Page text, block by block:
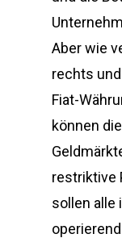
Aber wie
rechts
Fiat-
können
restriktive
sollen alle